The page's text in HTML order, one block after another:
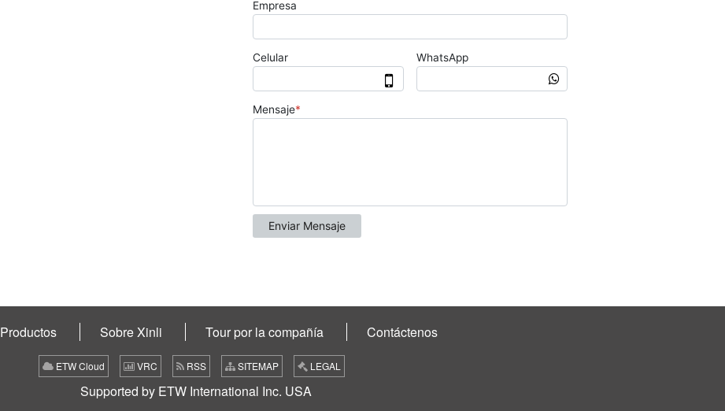
Productos Sobre Xinli Tour por la compañía Contáctenos
ETW Cloud VRC RSS SITEMAP LEGAL
Supported by ETW International Inc. USA